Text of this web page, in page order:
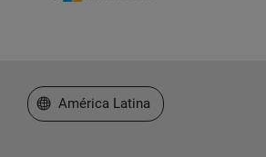
Seleccione un país/idioma
América Latina